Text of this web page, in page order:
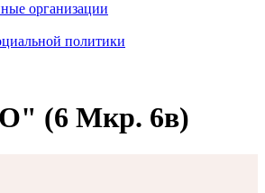
организации
политики
(6 Мкр. 6в)